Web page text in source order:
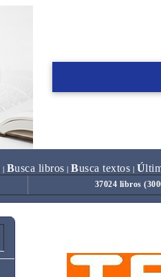
Busca libros Busca textos Ú
37024 libros